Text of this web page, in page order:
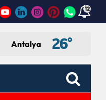
12
Antalya 26°